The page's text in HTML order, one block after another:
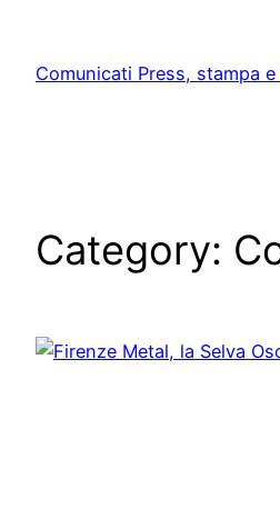
content
Comunicati Press, stampa
Category: